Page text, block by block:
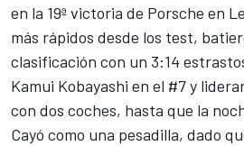
en la 19ª victoria de Porsche en
más rápidos desde los test,
clasificación con un 3:14
Kamui Kobayashi en el #7 y
con dos coches, hasta que la
Cayó como una pesadilla, dado